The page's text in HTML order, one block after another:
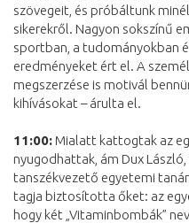
szövegeit, és próbáltunk
sikerekről. Nagyon sokszínű
sportban, a tudományokban
eredményeket ért el. A
megszerzése is motivál
kihívásokat – árulta el.
11:00: Mialatt kattogtak az
nyugodhattak, ám Dux
tanszékvezető egyetemi
tagja biztosította őket: az
hogy két „Vitaminbombák”